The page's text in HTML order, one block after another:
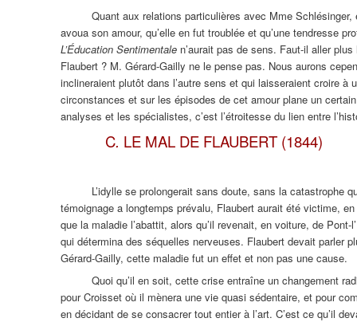
Quant aux relations particulières avec Mme
avoua son amour, qu’elle en fut troublée et qu’une tendresse
L’Éducation Sentimentale n’aurait pas de sens. Faut-il aller
Flaubert ? M. Gérard-Gailly ne le pense pas. Nous aurons
inclineraient plutôt dans l’autre sens et qui laisseraient croire
circonstances et sur les épisodes de cet amour plane un
analyses et les spécialistes, c’est l’étroitesse du lien entre
C. LE MAL DE FLAUBERT (1844)
L’idylle se prolongerait sans doute, sans la catastrophe
témoignage a longtemps prévalu, Flaubert aurait été victime,
que la maladie l’abattit, alors qu’il revenait, en voiture, de
qui détermina des séquelles nerveuses. Flaubert devait parler
Gérard-Gailly, cette maladie fut un effet et non pas une cause.
Quoi qu’il en soit, cette crise entraîne un changement
pour Croisset où il mènera une vie quasi sédentaire, et pour
en décidant de se consacrer tout entier à l’art. C’est ce qu’il